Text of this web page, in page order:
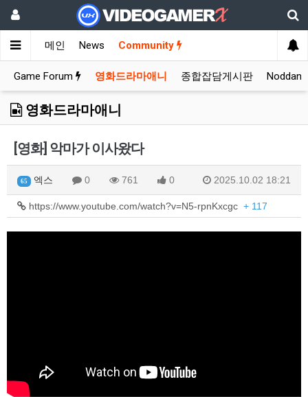
메인 News Community
Game Forum 영화드라마애니 종합잡담게시판
영화드라마애니
[영화] 악마가 이사왔다
65 엑스 0 761 0 2025.10.02 18:21
https://www.youtube.com/watch?v=N5-rpnKxcgc + 117